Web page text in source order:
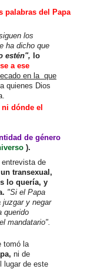
palabras del Papa
los
ha dicho que
estén",
lo
a ese
en la que
, a quienes Dios
dónde el
de género
).
de
transexual,
lo quería, y
"Si el Papa
y negar
querido
mandatario".
tomó la
ni de
lugar de este